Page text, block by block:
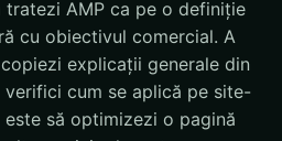
tratezi AMP ca pe o definiție
cu obiectivul comercial. A
explicații generale din
verifici cum se aplică pe site-
să optimizezi o pagină